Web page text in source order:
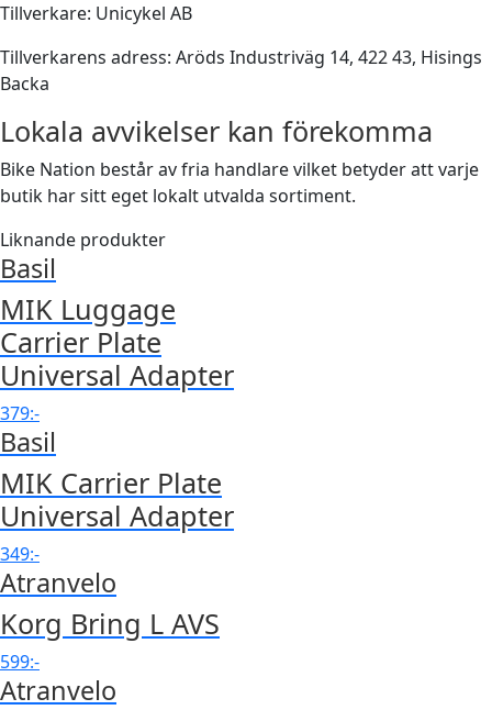
Tillverkare: Unicykel AB
Tillverkarens adress: Aröds Industriväg 14, 422 43, Hisings
Backa
Lokala avvikelser kan förekomma
Bike Nation består av fria handlare vilket betyder att varje
butik har sitt eget lokalt utvalda sortiment.
Liknande produkter
Basil
MIK Luggage
Carrier Plate
Universal Adapter
379:-
Basil
MIK Carrier Plate
Universal Adapter
349:-
Atranvelo
Korg Bring L AVS
599:-
Atranvelo